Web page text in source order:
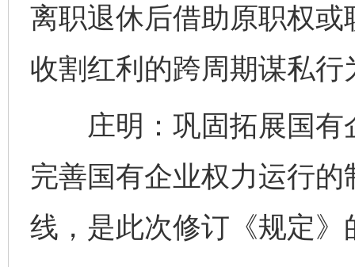
离职退休后借助原职权
收割红利的跨周期谋私行
庄明：巩固拓展国有
完善国有企业权力运行
线，是此次修订《规定》